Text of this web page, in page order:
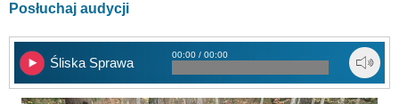
Posłuchaj audycji
Śliska Sprawa
00:00 / 00:00